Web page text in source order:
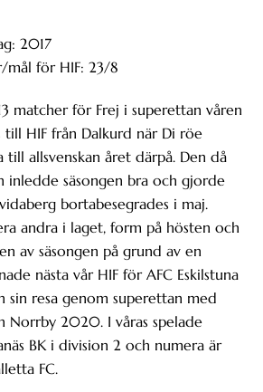
2017
mål för HIF: 23/8
matcher för Frej i superettan våren
till HIF från Dalkurd när Di röe
till allsvenskan året därpå. Den då
inledde säsongen bra och gjorde
bortabesegrades i maj.
andra i laget, form på hösten och
av säsongen på grund av en
nästa vår HIF för AFC Eskilstuna
sin resa genom superettan med
Norrby 2020. I våras spelade
BK i division 2 och numera är
FC.